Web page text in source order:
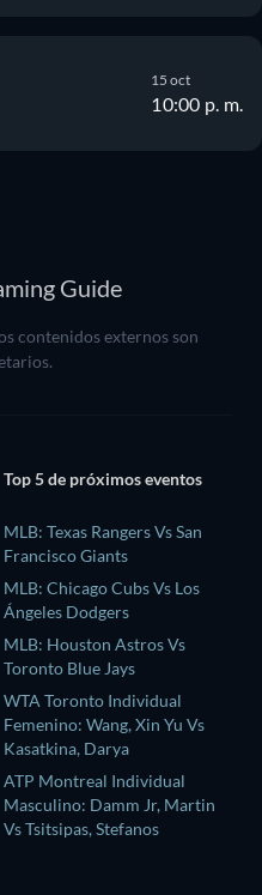
15 oct
10:00 p. m.
Guide
contenidos externos son
Top 5 de próximos eventos
MLB: Texas Rangers Vs San
Francisco Giants
MLB: Chicago Cubs Vs Los
Ángeles Dodgers
MLB: Houston Astros Vs
Toronto Blue Jays
WTA Toronto Individual
Femenino: Wang, Xin Yu Vs
Kasatkina, Darya
ATP Montreal Individual
Masculino: Damm Jr, Martin
Vs Tsitsipas, Stefanos